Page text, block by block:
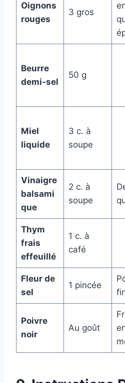
Oignons
rouges
3 gros
Beurre
demi-sel
50 g
Miel
liquide
3 c. à
soupe
Vinaigre
balsami
que
2 c. à
soupe
Thym
frais
effeuillé
1 c. à
café
Fleur de
sel
1 pincée
Poivre
noir
Au goût